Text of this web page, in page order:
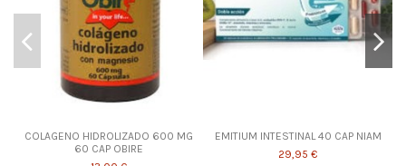
COLAGENO HIDROLIZADO 600 MG
60 CAP OBIRE
EMITIUM INTESTINAL 40 CAP NIAM
29,95 €